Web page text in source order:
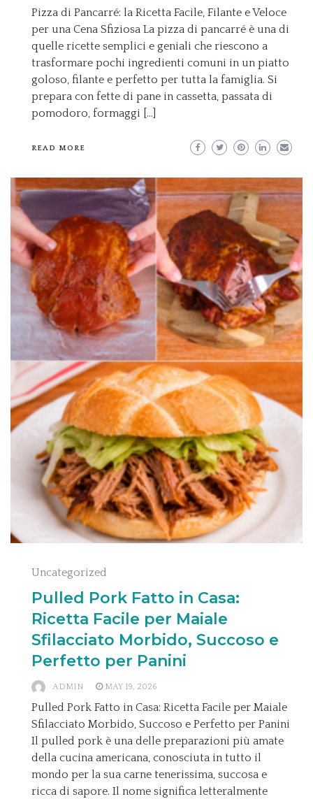
Pizza di Pancarré: la Ricetta Facile, Filante e Veloce
per una Cena Sfiziosa La pizza di pancarré è una di
quelle ricette semplici e geniali che riescono a
trasformare pochi ingredienti comuni in un piatto
goloso, filante e perfetto per tutta la famiglia. Si
prepara con fette di pane in cassetta, passata di
pomodoro, formaggi […]
READ MORE
Uncategorized
Pulled Pork Fatto in Casa:
Ricetta Facile per Maiale
Sfilacciato Morbido, Succoso e
Perfetto per Panini
ADMIN MAY 19, 2026
Pulled Pork Fatto in Casa: Ricetta Facile per Maiale
Sfilacciato Morbido, Succoso e Perfetto per Panini
Il pulled pork è una delle preparazioni più amate
della cucina americana, conosciuta in tutto il
mondo per la sua carne tenerissima, succosa e
ricca di sapore. Il nome significa letteralmente